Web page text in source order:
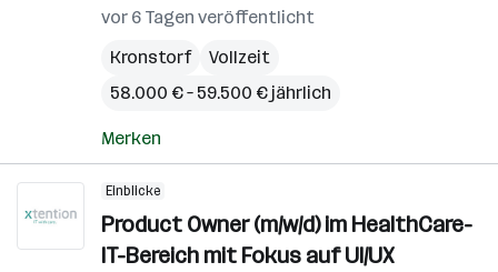
vor 6 Tagen veröffentlicht
Kronstorf
Vollzeit
58.000 € – 59.500 € jährlich
Merken
Einblicke
Product Owner (m/w/d) im HealthCare-
IT-Bereich mit Fokus auf UI/UX